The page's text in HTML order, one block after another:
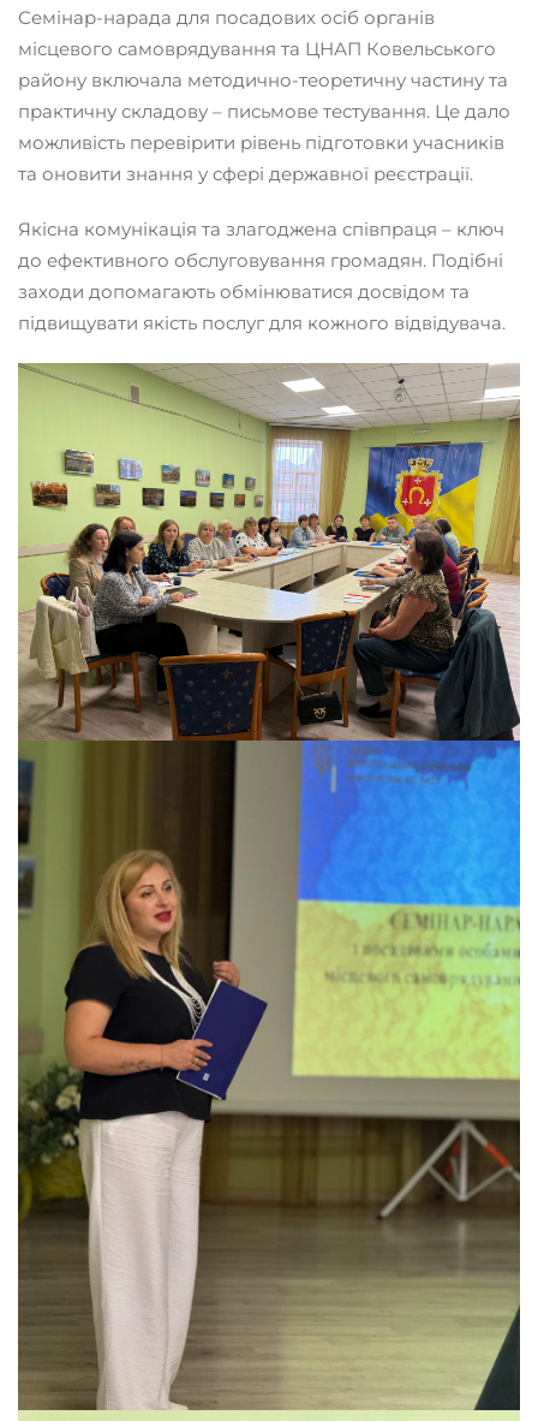
Семінар-нарада для посадових осіб органів
місцевого самоврядування та ЦНАП Ковельського
району включала методично-теоретичну частину та
практичну складову – письмове тестування. Це дало
можливість перевірити рівень підготовки учасників
та оновити знання у сфері державної реєстрації.
Якісна комунікація та злагоджена співпраця – ключ
до ефективного обслуговування громадян. Подібні
заходи допомагають обмінюватися досвідом та
підвищувати якість послуг для кожного відвідувача.